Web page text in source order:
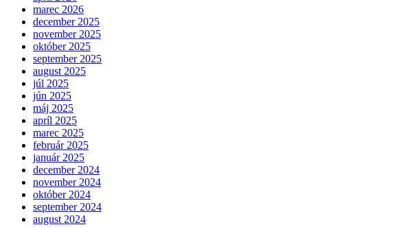
marec 2026
december 2025
november 2025
október 2025
september 2025
august 2025
júl 2025
jún 2025
máj 2025
apríl 2025
marec 2025
február 2025
január 2025
december 2024
november 2024
október 2024
september 2024
august 2024